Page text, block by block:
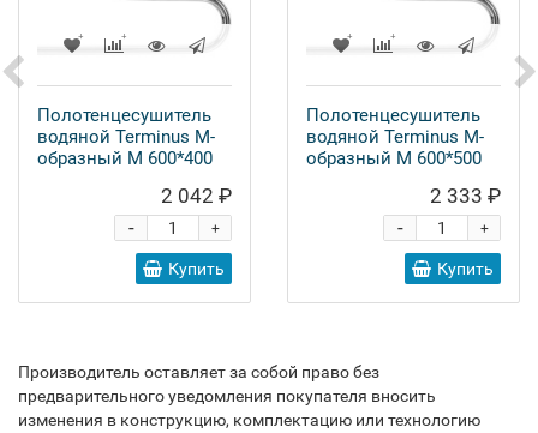
Полотенцесушитель
водяной Terminus M-
образный М 600*400
2 042 ₽
+
-
Купить
Полотенцесушитель
водяной Terminus M-
образный М 600*500
2 333 ₽
+
-
Купить
Производитель оставляет за собой право без
предварительного уведомления покупателя вносить
изменения в конструкцию, комплектацию или технологию